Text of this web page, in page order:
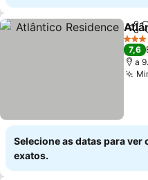
3
7,6
a
Selecione as datas para ver
exatos.